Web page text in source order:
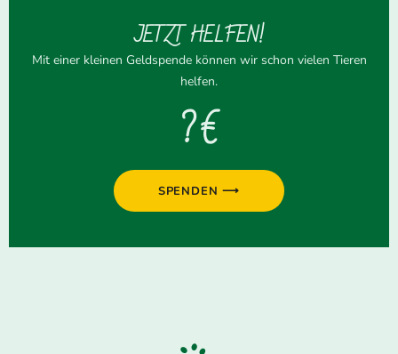
JETZT HELFEN!
Mit einer kleinen Geldspende können wir schon vielen Tieren
helfen.
? €
SPENDEN ⟶